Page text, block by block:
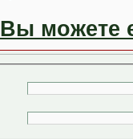
Вы можете